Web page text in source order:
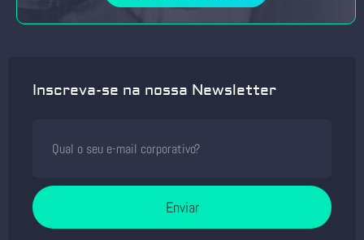
Inscreva-se na nossa Newsletter
Enviar